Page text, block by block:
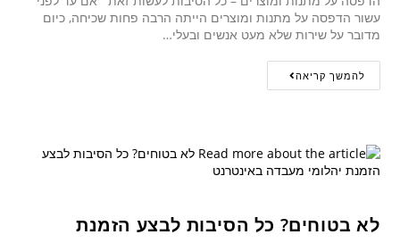
עשור הדפסה על מתנות ומוצרים הייתה הרבה פחות שכיחה, כיום
מדובר על שירות שלא מעט אנשים ובעלי…
להמשך קריאה
לא בטוחים? כל הסיבות לבצע הזמנת